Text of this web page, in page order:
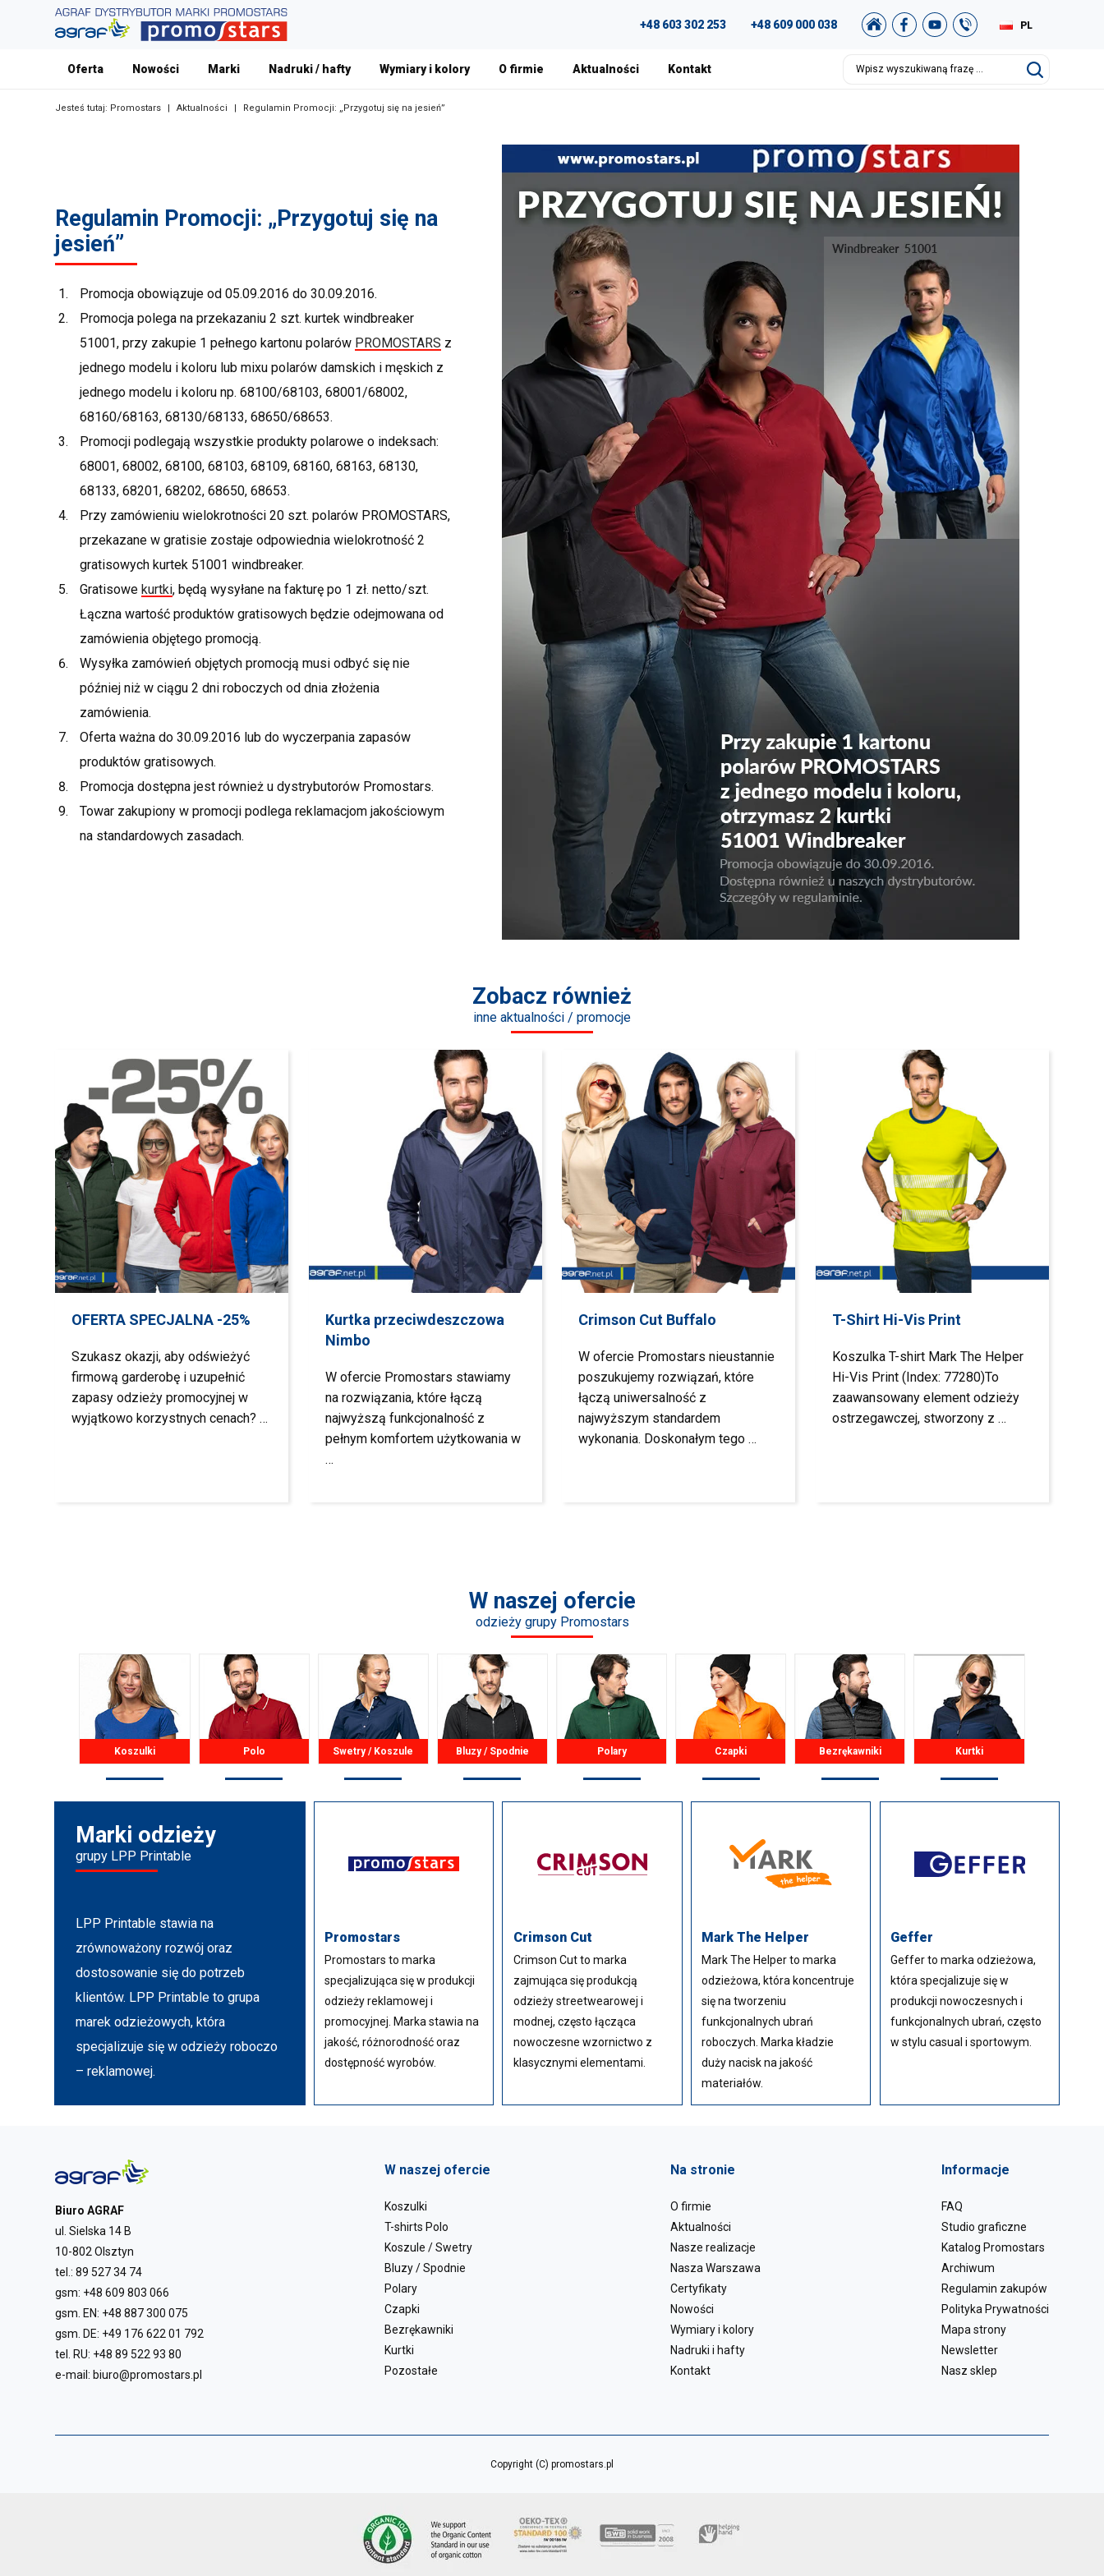
+48 603 302 253 +48 609 000 038 PL
Oferta Nowości Marki Nadruki / hafty Wymiary i kolory O firmie Aktualności Kontakt
Jesteś tutaj: Promostars Aktualności Regulamin Promocji: „Przygotuj się na jesień”
Regulamin Promocji: „Przygotuj się na
jesień”
Promocja obowiązuje od 05.09.2016 do 30.09.2016.
Promocja polega na przekazaniu 2 szt. kurtek windbreaker
51001, przy zakupie 1 pełnego kartonu polarów PROMOSTARS z
jednego modelu i koloru lub mixu polarów damskich i męskich z
jednego modelu i koloru np. 68100/68103, 68001/68002,
68160/68163, 68130/68133, 68650/68653.
Promocji podlegają wszystkie produkty polarowe o indeksach:
68001, 68002, 68100, 68103, 68109, 68160, 68163, 68130,
68133, 68201, 68202, 68650, 68653.
Przy zamówieniu wielokrotności 20 szt. polarów PROMOSTARS,
przekazane w gratisie zostaje odpowiednia wielokrotność 2
gratisowych kurtek 51001 windbreaker.
Gratisowekurtki, będą wysyłane na fakturę po 1 zł. netto/szt.
Łączna wartość produktów gratisowych będzie odejmowana od
zamówienia objętego promocją.
Wysyłka zamówień objętych promocją musi odbyć się nie
później niż w ciągu 2 dni roboczych od dnia złożenia
zamówienia.
Oferta ważna do 30.09.2016 lub do wyczerpania zapasów
produktów gratisowych.
Promocja dostępna jest również u dystrybutorów Promostars.
Towar zakupiony w promocji podlega reklamacjom jakościowym
na standardowych zasadach.
Zobacz również
inne aktualności / promocje
OFERTA SPECJALNA -25%
Szukasz okazji, aby odświeżyć
firmową garderobę i uzupełnić
zapasy odzieży promocyjnej w
wyjątkowo korzystnych cenach? …
Kurtka przeciwdeszczowa
Nimbo
W ofercie Promostars stawiamy
na rozwiązania, które łączą
najwyższą funkcjonalność z
pełnym komfortem użytkowania w
…
Crimson Cut Buffalo
W ofercie Promostars nieustannie
poszukujemy rozwiązań, które
łączą uniwersalność z
najwyższym standardem
wykonania. Doskonałym tego …
T-Shirt Hi-Vis Print
Koszulka T-shirt Mark The Helper
Hi-Vis Print (Index: 77280)To
zaawansowany element odzieży
ostrzegawczej, stworzony z …
W naszej ofercie
odzieży grupy Promostars
Koszulki Polo Swetry / Koszule Bluzy / Spodnie Polary Czapki Bezrękawniki Kurtki
Marki odzieży
grupy LPP Printable
LPP Printable stawia na
zrównoważony rozwój oraz
dostosowanie się do potrzeb
klientów. LPP Printable to grupa
marek odzieżowych, która
specjalizuje się w odzieży roboczo
– reklamowej.
Promostars
Promostars to marka
specjalizująca się w produkcji
odzieży reklamowej i
promocyjnej. Marka stawia na
jakość, różnorodność oraz
dostępność wyrobów.
Crimson Cut
Crimson Cut to marka
zajmująca się produkcją
odzieży streetwearowej i
modnej, często łącząca
nowoczesne wzornictwo z
klasycznymi elementami.
Mark The Helper
Mark The Helper to marka
odzieżowa, która koncentruje
się na tworzeniu
funkcjonalnych ubrań
roboczych. Marka kładzie
duży nacisk na jakość
materiałów.
Geffer
Geffer to marka odzieżowa,
która specjalizuje się w
produkcji nowoczesnych i
funkcjonalnych ubrań, często
w stylu casual i sportowym.
Biuro AGRAF
ul. Sielska 14 B
10-802 Olsztyn
tel.:89 527 34 74
gsm: +48 609 803 066
gsm. EN: +48 887 300 075
gsm. DE: +49 176 622 01 792
tel. RU: +48 89 522 93 80
e-mail: biuro@promostars.pl
W naszej ofercie
Koszulki
T-shirts Polo
Koszule / Swetry
Bluzy / Spodnie
Polary
Czapki
Bezrękawniki
Kurtki
Pozostałe
Na stronie
O firmie
Aktualności
Nasze realizacje
Nasza Warszawa
Certyfikaty
Nowości
Wymiary i kolory
Nadruki i hafty
Kontakt
Informacje
FAQ
Studio graficzne
Katalog Promostars
Archiwum
Regulamin zakupów
Polityka Prywatności
Mapa strony
Newsletter
Nasz sklep
Copyright (C) promostars.pl